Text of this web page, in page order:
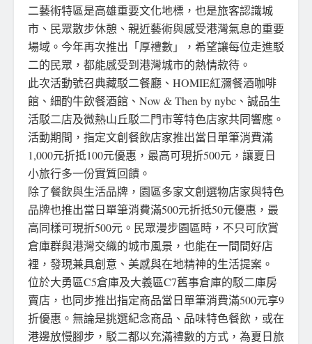
二藝術特區是高雄重要文化地標，也是旅客認識城
市、民眾散步休憩、親近藝術與感受港灣氣息的重要
場域。今年再次推出「厚禮數」，希望讓每位走進駁
二的民眾，都能感受到港灣城市的熱情款待。
此次活動號召典藏駁二餐廳、HOMIE紅瀰餐酒咖啡
館、細酌牛飲餐酒館、Now & Then by nybc、誠品生
活駁二店及微熱山丘駁二門市等特色店家共同響應。
活動期間，指定文創餐飲店家推出當日單筆消費滿
1,000元折抵100元優惠，最高可現折500元，讓夏日
小旅行多一份實質回饋。
除了餐飲與生活品牌，園區多家文創選物店家與特色
品牌也推出當日單筆消費滿500元折抵50元優惠，最
高同樣可現折500元。民眾漫步園區時，不只可欣賞
倉庫群與港灣交織的城市風景，也能在一間間好店
裡，發現兼具創意、美感與在地精神的生活提案。
位於大勇區C5倉庫及大義區C7舊事倉庫的駁二庫房
賣店，也同步推出指定商品當日單筆消費滿500元享9
折優惠。無論是挑選紀念商品、品味特色餐飲，或在
港邊放慢腳步，駁二都以充滿禮數的方式，為夏日旅